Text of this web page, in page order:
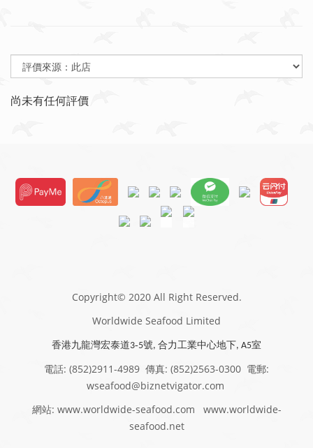
尚未有任何評價
Copyright© 2020 All Right Reserved.
Worldwide Seafood Limited
香港九龍灣宏泰道3-5號, 合力工業中心地下, A5室
電話: (852)2911-4989 傳真: (852)2563-0300 電郵:
wseafood@biznetvigator.com
網站: www.worldwide-seafood.com www.worldwide-
seafood.net